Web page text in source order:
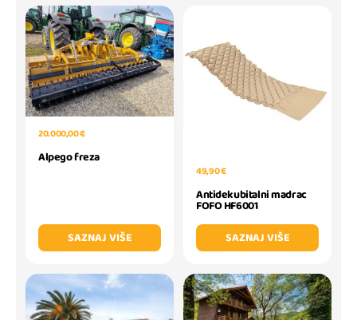
20.000,00 €
Alpego freza
SAZNAJ VIŠE
49,90 €
Antidekubitalni madrac
FOFO HF6001
SAZNAJ VIŠE